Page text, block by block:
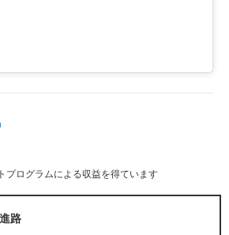
ログラムによる収益を得ています
路